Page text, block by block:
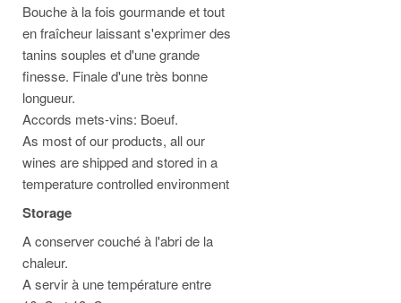
Bouche à la fois gourmande et tout
en fraîcheur laissant s'exprimer des
tanins souples et d'une grande
finesse. Finale d'une très bonne
longueur.
Accords mets-vins: Boeuf.
As most of our products, all our
wines are shipped and stored in a
temperature controlled environment
Storage
A conserver couché à l'abri de la
chaleur.
A servir à une température entre